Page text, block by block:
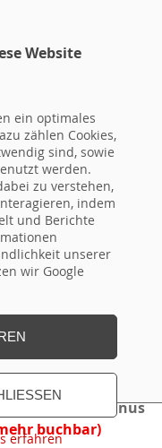
Steinbach/Taunus
Website
ein optimales
zählen Cookies,
sind, sowie
werden.
zu verstehen,
indem
und Berichte
unserer
wir Google
erfahren